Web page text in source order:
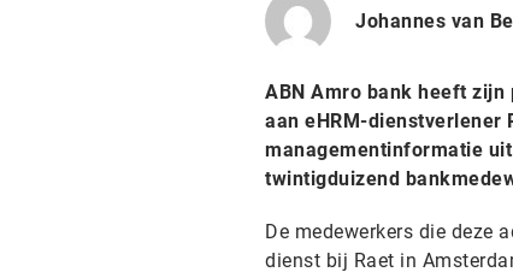
Johannes van
ABN Amro bank heeft
aan eHRM-dienstverlener
managementinformatie
twintigduizend
De medewerkers die deze
dienst bij Raet in